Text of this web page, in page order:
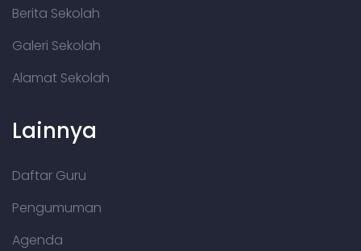
Berita Sekolah
Galeri Sekolah
Alamat Sekolah
Lainnya
Daftar Guru
Pengumuman
Agenda